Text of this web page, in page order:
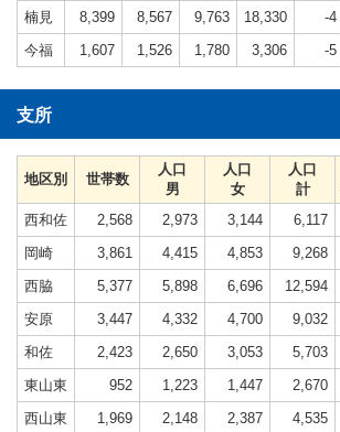
楠見
8,399 8,567 9,763 18,330 -4
今福
1,607 1,526 1,780 3,306 -5
支所
地区別 世帯数
人口
男
人口
女
人口
計
西和佐
2,568 2,973 3,144 6,117
岡崎
3,861 4,415 4,853 9,268
西脇
5,377 5,898 6,696 12,594
安原
3,447 4,332 4,700 9,032
和佐
2,423 2,650 3,053 5,703
東山東
952 1,223 1,447 2,670
西山東
1,969 2,148 2,387 4,535